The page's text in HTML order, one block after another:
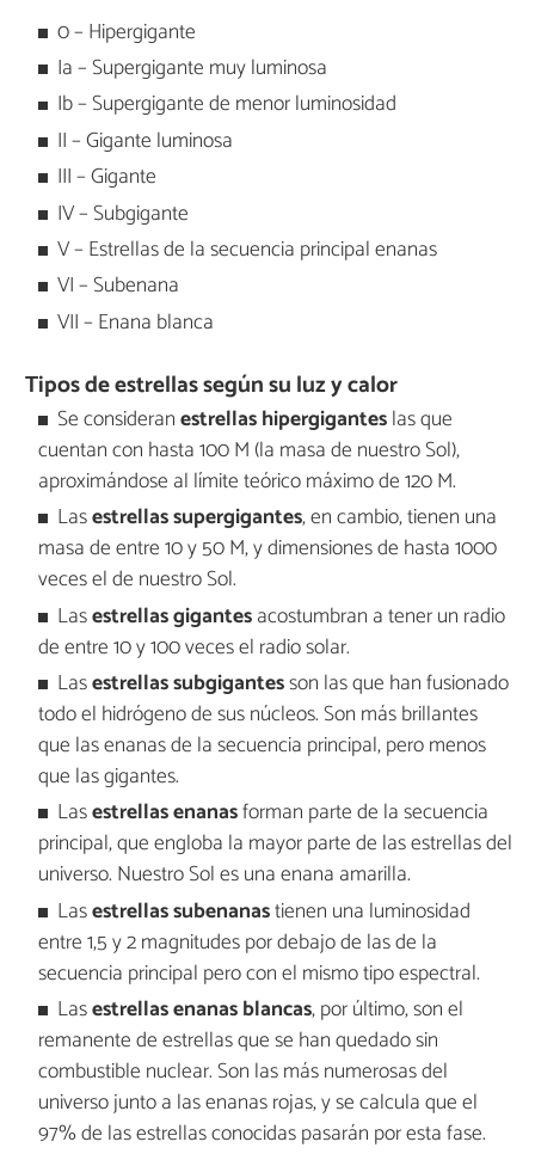
0 – Hipergigante
Ia – Supergigante muy luminosa
Ib – Supergigante de menor luminosidad
II – Gigante luminosa
III – Gigante
IV – Subgigante
V – Estrellas de la secuencia principal enanas
VI – Subenana
VII – Enana blanca
Tipos de estrellas según su luz y calor
Se consideranestrellas hipergiganteslas que
cuentan con hasta 100 M (la masa de nuestro Sol),
aproximándose al límite teórico máximo de 120 M.
Lasestrellas supergigantes, en cambio, tienen una
masa de entre 10 y 50 M, y dimensiones de hasta 1000
veces el de nuestro Sol.
Lasestrellas gigantesacostumbran a tener un radio
de entre 10 y 100 veces el radio solar.
Lasestrellas subgigantesson las que han fusionado
todo el hidrógeno de sus núcleos. Son más brillantes
que las enanas de la secuencia principal, pero menos
que las gigantes.
Lasestrellas enanasforman parte de la secuencia
principal, que engloba la mayor parte de las estrellas del
universo. Nuestro Sol es una enana amarilla.
Lasestrellas subenanastienen una luminosidad
entre 1,5 y 2 magnitudes por debajo de las de la
secuencia principal pero con el mismo tipo espectral.
Lasestrellas enanas blancas, por último, son el
remanente de estrellas que se han quedado sin
combustible nuclear. Son las más numerosas del
universo junto a las enanas rojas, y se calcula que el
97% de las estrellas conocidas pasarán por esta fase.